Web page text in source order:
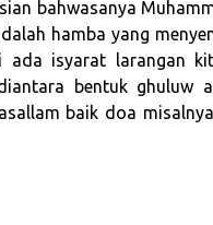
bahwasanya
hamba yang
ada isyarat larangan
bentuk ghuluw
baik doa